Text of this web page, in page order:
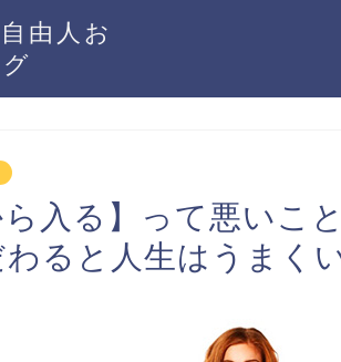
由人お
ら入る】って悪いこ
ると人生はうまく